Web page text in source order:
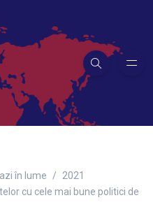
în lume
2021
cu cele mai bune politici de